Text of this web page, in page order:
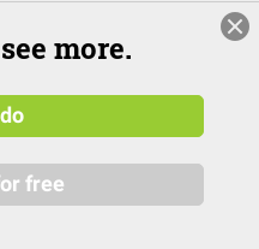
more.
free